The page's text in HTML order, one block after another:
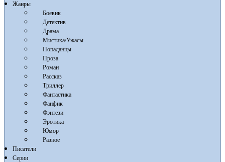
Жанры
Боевик
Детектив
Драма
Мистика/Ужасы
Попаданцы
Проза
Роман
Рассказ
Триллер
Фантастика
Фанфик
Фэнтези
Эротика
Юмор
Разное
Писатели
Серии